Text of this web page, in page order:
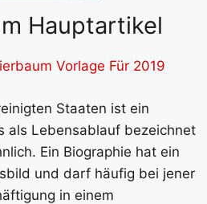
Hauptartikel
Vorlage Für 2019
Staaten ist ein
als Lebensablauf bezeichnet
Ein Biographie hat ein
und darf häufig bei jener
in einem